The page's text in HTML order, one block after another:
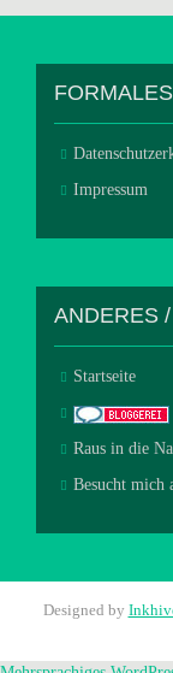
Impressum
ANDERES
Startseite
Raus in die
Besucht mich
Designed by